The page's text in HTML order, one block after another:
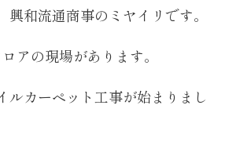
興和流通商事のミヤイリです。
アの現場があります。
ルカーペット工事が始まりまし